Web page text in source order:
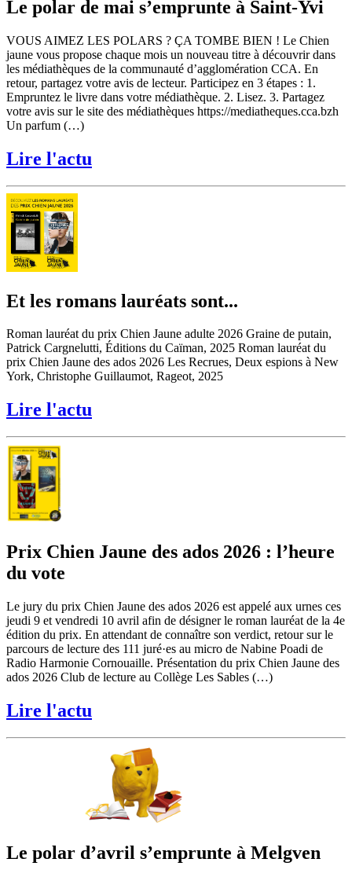
Le polar de mai s’emprunte à Saint-Yvi
VOUS AIMEZ LES POLARS ? ÇA TOMBE BIEN ! Le Chien
jaune vous propose chaque mois un nouveau titre à découvrir dans
les médiathèques de la communauté d’agglomération CCA. En
retour, partagez votre avis de lecteur. Participez en 3 étapes : 1.
Empruntez le livre dans votre médiathèque. 2. Lisez. 3. Partagez
votre avis sur le site des médiathèques https://mediatheques.cca.bzh
Un parfum (…)
Lire l'actu
Et les romans lauréats sont...
Roman lauréat du prix Chien Jaune adulte 2026 Graine de putain,
Patrick Cargnelutti, Éditions du Caïman, 2025 Roman lauréat du
prix Chien Jaune des ados 2026 Les Recrues, Deux espions à New
York, Christophe Guillaumot, Rageot, 2025
Lire l'actu
Prix Chien Jaune des ados 2026 : l’heure
du vote
Le jury du prix Chien Jaune des ados 2026 est appelé aux urnes ces
jeudi 9 et vendredi 10 avril afin de désigner le roman lauréat de la 4e
édition du prix. En attendant de connaître son verdict, retour sur le
parcours de lecture des 111 juré·es au micro de Nabine Poadi de
Radio Harmonie Cornouaille. Présentation du prix Chien Jaune des
ados 2026 Club de lecture au Collège Les Sables (…)
Lire l'actu
Le polar d’avril s’emprunte à Melgven